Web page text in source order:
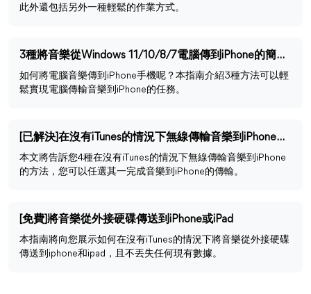
此外還包括另外一種輕鬆的作業方式。
3種將音樂從Windows 11/10/8/7電腦傳到iPhone的簡單方法
如何將電腦音樂傳到iPhone手機呢？本指南介紹3種方法可以輕
鬆實現電腦傳輸音樂到iPhone的任務。
[已解決]在沒有iTunes的情況下無線傳輸音樂到iPhone的4種方法
本文將告訴您4種在沒有iTunes的情況下無線傳輸音樂到iPhone
的方法，您可以任選其一完成音樂到iPhone的傳輸。
[免費]將音樂從外接硬碟傳送到iPhone或iPad
本指南將向您展示如何在沒有iTunes的情況下將音樂從外接硬碟
傳送到iphone和ipad，且不丟失任何現有數據。